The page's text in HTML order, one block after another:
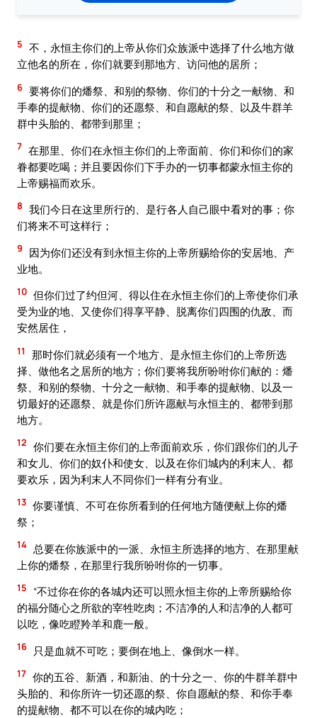
5 不，永恒主你们的上帝从你们众族派中选择了什么地方做
立他名的所在，你们就要到那地方、访问他的居所；
6 要将你们的燔祭、和别的祭物、你们的十分之一献物、和
手奉的提献物、你们的还愿祭、和自愿献的祭、以及牛群羊
群中头胎的、都带到那里；
7 在那里、你们在永恒主你们的上帝面前、你们和你们的家
眷都要吃喝；并且要因你们下手办的一切事都蒙永恒主你的
上帝赐福而欢乐。
8 我们今日在这里所行的、是行各人自己眼中看对的事；你
们将来不可这样行；
9
因为你们还没有到永恒主你的上帝所赐给你的安居地、产
业地。
10 但你们过了约但河、得以住在永恒主你们的上帝使你们承
受为业的地、又使你们得享平静、脱离你们四围的仇敌、而
安然居住，
11
那时你们就必须有一个地方、是永恒主你们的上帝所选
择、做他名之居所的地方；你们要将我所吩咐你们献的：燔
祭、和别的祭物、十分之一献物、和手奉的提献物、以及一
切最好的还愿祭、就是你们所许愿献与永恒主的、都带到那
地方。
12 你们要在永恒主你们的上帝面前欢乐，你们跟你们的儿子
和女儿、你们的奴仆和使女、以及在你们城内的利末人、都
要欢乐，因为利末人不同你们一样有分有业。
13 你要谨慎、不可在你所看到的任何地方随便献上你的燔
祭；
14 总要在你族派中的一派、永恒主所选择的地方、在那里献
上你的燔祭，在那里行我所吩咐你的一切事。
15
“不过你在你的各城内还可以照永恒主你的上帝所赐给你
的福分随心之所欲的宰牲吃肉；不洁净的人和洁净的人都可
以吃，像吃瞪羚羊和鹿一般。
16 只是血就不可吃；要倒在地上、像倒水一样。
17 你的五谷、新酒，和新油、的十分之一、你的牛群羊群中
头胎的、和你所许一切还愿的祭、你自愿献的祭、和你手奉
的提献物、都不可以在你的城内吃；